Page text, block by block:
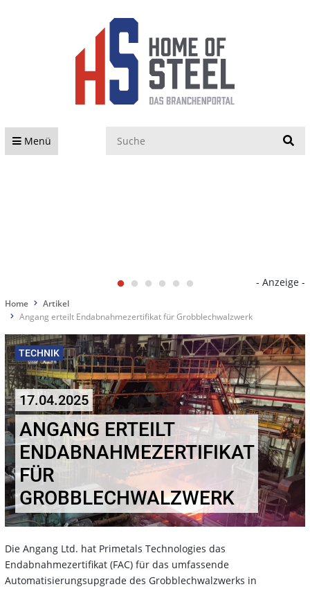
Menü
- Anzeige -
Home
Artikel
Angang erteilt Endabnahmezertifikat für Grobblechwalzwerk
TECHNIK
17.04.2025
ANGANG ERTEILT
ENDABNAHMEZERTIFIKAT
FÜR
GROBBLECHWALZWERK
Die Angang Ltd. hat Primetals Technologies das
Endabnahmezertifikat (FAC) für das umfassende
Automatisierungsupgrade des Grobblechwalzwerks in